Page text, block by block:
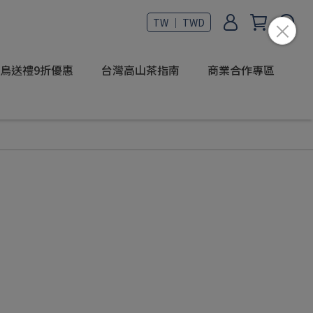
TW ｜ TWD
送禮9折優惠 台灣高山茶指南 商業合作專區